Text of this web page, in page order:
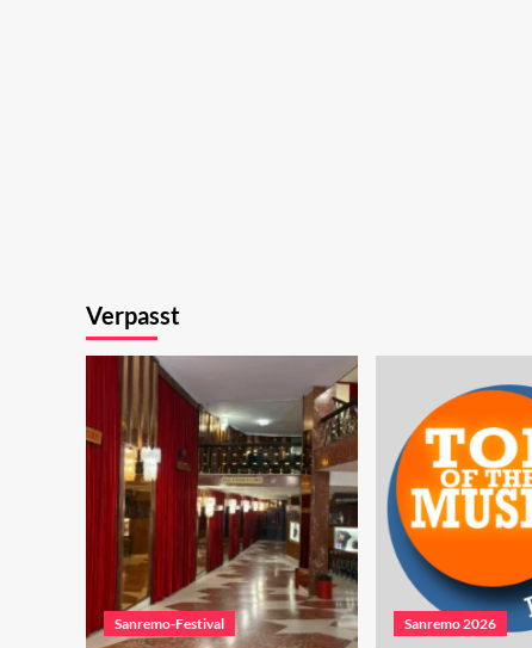
Verpasst
Sanremo-Festival Sanremo 2026